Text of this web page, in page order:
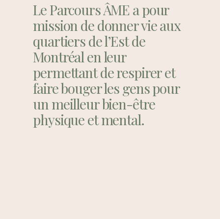
Le Parcours ÂME a pour
mission de donner vie aux
quartiers de l’Est de
Montréal en leur
permettant de respirer et
faire bouger les gens pour
un meilleur bien-être
physique et mental.